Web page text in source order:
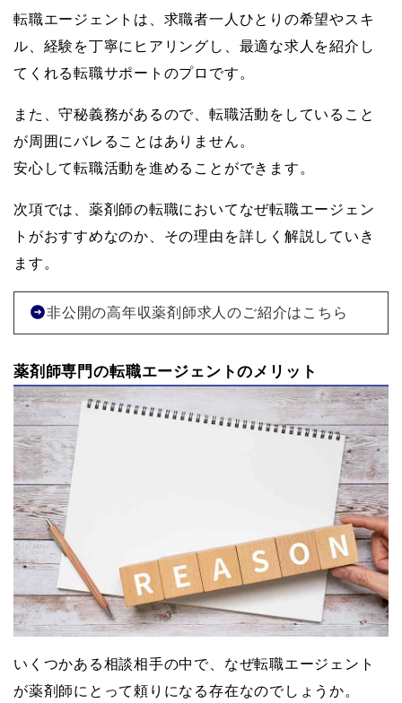
転職エージェントは、求職者一人ひとりの希望やスキ
ル、経験を丁寧にヒアリングし、最適な求人を紹介し
てくれる転職サポートのプロです。
また、守秘義務があるので、転職活動をしていること
が周囲にバレることはありません。
安心して転職活動を進めることができます。
次項では、薬剤師の転職においてなぜ転職エージェン
トがおすすめなのか、その理由を詳しく解説していき
ます。
非公開の高年収薬剤師求人のご紹介はこちら
薬剤師専門の転職エージェントのメリット
いくつかある相談相手の中で、なぜ転職エージェント
が薬剤師にとって頼りになる存在なのでしょうか。